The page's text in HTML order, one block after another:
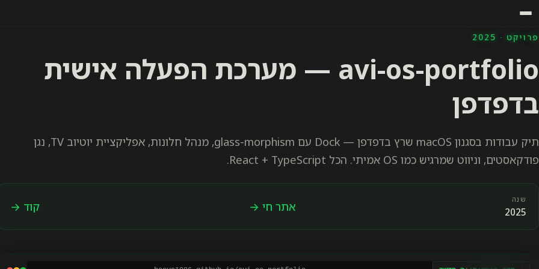
פרויקט · 2025
avi-os-portfolio — מערכת הפעלה אישית
בדפדפן
תיק עבודות בסגנון macOS שרץ בדפדפן — Dock עם glass-morphism, מנהל חלונות, אפליקציית יוטיוב TV, נגן
פודקאסטים, וניווט שמרגיש כמו OS אמיתי. הכל React + TypeScript.
שנה
2025 אתר חי → קוד →